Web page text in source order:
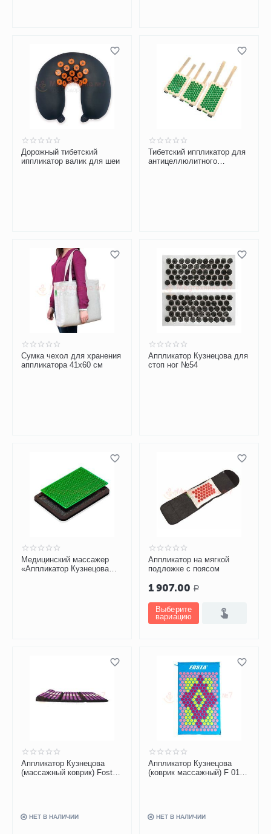
Дорожный тибетский
иппликатор валик для шеи
Тибетский иппликатор для
антицеллюлитного
Сумка чехол для хранения
аппликатора 41х60 см
Аппликатор Кузнецова для
стоп ног №54
Медицинский массажер
«Аппликатор Кузнецова
Аппликатор на мягкой
подложке с поясом
1 907.00 Р
Выберите
вариацию
Аппликатор Кузнецова
(массажный коврик) Fosta
НЕТ В НАЛИЧИИ
Аппликатор Кузнецова
(коврик массажный) F 0102
НЕТ В НАЛИЧИИ